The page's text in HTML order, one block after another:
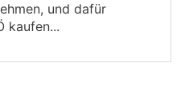
und dafür
kaufen...